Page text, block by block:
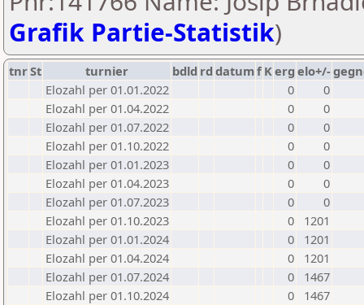
Grafik Partie-Statistik)
tnrSt turnier bdld rd datumf Kerg elo+/-
Elozahl per 01.01.2022
0
0
Elozahl per 01.04.2022
0
0
Elozahl per 01.07.2022
0
0
Elozahl per 01.10.2022
0
0
Elozahl per 01.01.2023
0
0
Elozahl per 01.04.2023
0
0
Elozahl per 01.07.2023
0
0
Elozahl per 01.10.2023
0
1201
Elozahl per 01.01.2024
0
1201
Elozahl per 01.04.2024
0
1201
Elozahl per 01.07.2024
0
1467
Elozahl per 01.10.2024
0
1467